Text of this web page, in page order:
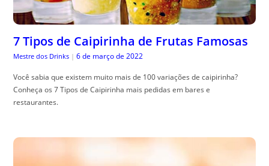
7 Tipos de Caipirinha de Frutas Famosas
Mestre dos Drinks | 6 de março de 2022
Você sabia que existem muito mais de 100 variações de caipirinha?
Conheça os 7 Tipos de Caipirinha mais pedidas em bares e
restaurantes.